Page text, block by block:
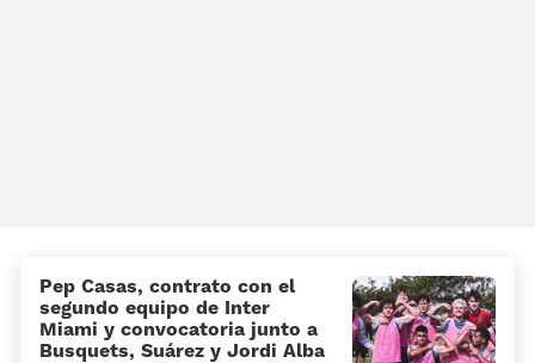
Pep Casas, contrato con el
segundo equipo de Inter
Miami y convocatoria junto a
Busquets, Suárez y Jordi Alba